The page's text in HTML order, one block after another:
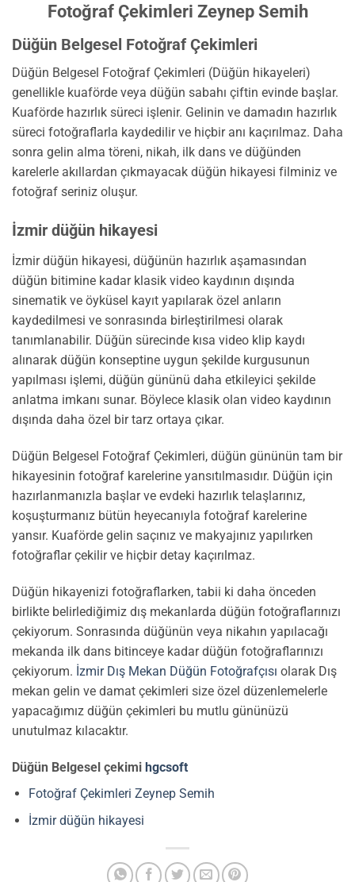
Fotoğraf Çekimleri Zeynep Semih
Düğün Belgesel Fotoğraf Çekimleri
Düğün Belgesel Fotoğraf Çekimleri (Düğün hikayeleri)
genellikle kuaförde veya düğün sabahı çiftin evinde başlar.
Kuaförde hazırlık süreci işlenir. Gelinin ve damadın hazırlık
süreci fotoğraflarla kaydedilir ve hiçbir anı kaçırılmaz. Daha
sonra gelin alma töreni, nikah, ilk dans ve düğünden
karelerle akıllardan çıkmayacak düğün hikayesi filminiz ve
fotoğraf seriniz oluşur.
İzmir düğün hikayesi
İzmir düğün hikayesi, düğünün hazırlık aşamasından
düğün bitimine kadar klasik video kaydının dışında
sinematik ve öyküsel kayıt yapılarak özel anların
kaydedilmesi ve sonrasında birleştirilmesi olarak
tanımlanabilir. Düğün sürecinde kısa video klip kaydı
alınarak düğün konseptine uygun şekilde kurgusunun
yapılması işlemi, düğün gününü daha etkileyici şekilde
anlatma imkanı sunar. Böylece klasik olan video kaydının
dışında daha özel bir tarz ortaya çıkar.
Düğün Belgesel Fotoğraf Çekimleri, düğün gününün tam bir
hikayesinin fotoğraf karelerine yansıtılmasıdır. Düğün için
hazırlanmanızla başlar ve evdeki hazırlık telaşlarınız,
koşuşturmanız bütün heyecanıyla fotoğraf karelerine
yansır. Kuaförde gelin saçınız ve makyajınız yapılırken
fotoğraflar çekilir ve hiçbir detay kaçırılmaz.
Düğün hikayenizi fotoğraflarken, tabii ki daha önceden
birlikte belirlediğimiz dış mekanlarda düğün fotoğraflarınızı
çekiyorum. Sonrasında düğünün veya nikahın yapılacağı
mekanda ilk dans bitinceye kadar düğün fotoğraflarınızı
çekiyorum. İzmir Dış Mekan Düğün Fotoğrafçısı olarak Dış
mekan gelin ve damat çekimleri size özel düzenlemelerle
yapacağımız düğün çekimleri bu mutlu gününüzü
unutulmaz kılacaktır.
Düğün Belgesel çekimi hgcsoft
Fotoğraf Çekimleri Zeynep Semih
İzmir düğün hikayesi